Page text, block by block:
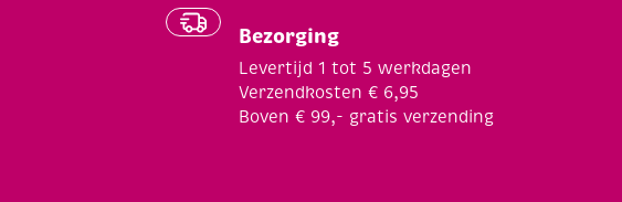
Bezorging
Levertijd 1 tot 5 werkdagen
Verzendkosten € 6,95
Boven € 99,- gratis verzending